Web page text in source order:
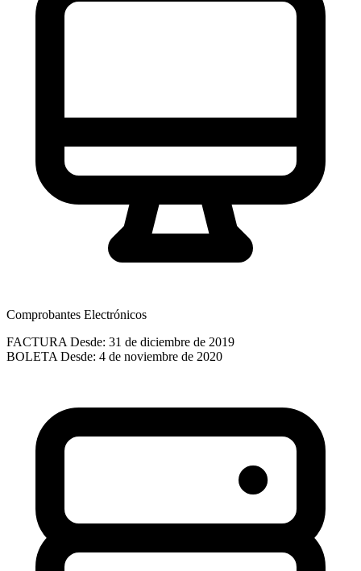
Comprobantes Electrónicos
FACTURA Desde: 31 de diciembre de 2019
BOLETA Desde: 4 de noviembre de 2020